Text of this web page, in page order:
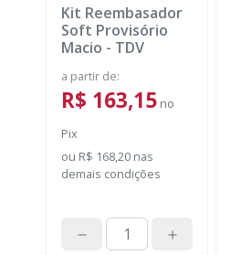
Kit Reembasador
Soft Provisório
Macio - TDV
a partir de:
R$ 163,15 no
Pix
ou R$ 168,20 nas
demais condições